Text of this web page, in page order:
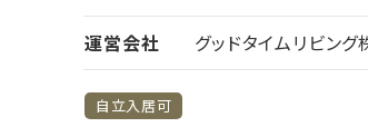
運営会社
グッドタイムリビン
自立入居可